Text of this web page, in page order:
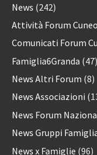
News (242)
Attività Forum Cuneo
Comunicati Forum
Famiglia6Granda (47)
News Altri Forum (8)
News Associazioni
News Forum
News Gruppi
News x Famiglie (96)